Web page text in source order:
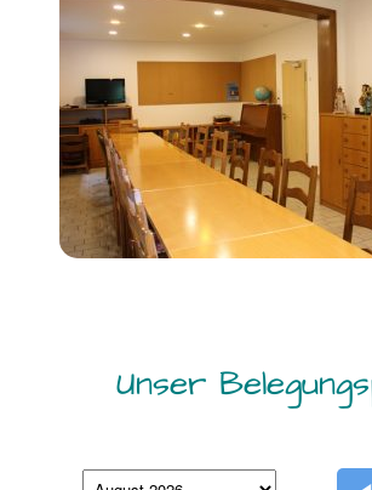
Unser